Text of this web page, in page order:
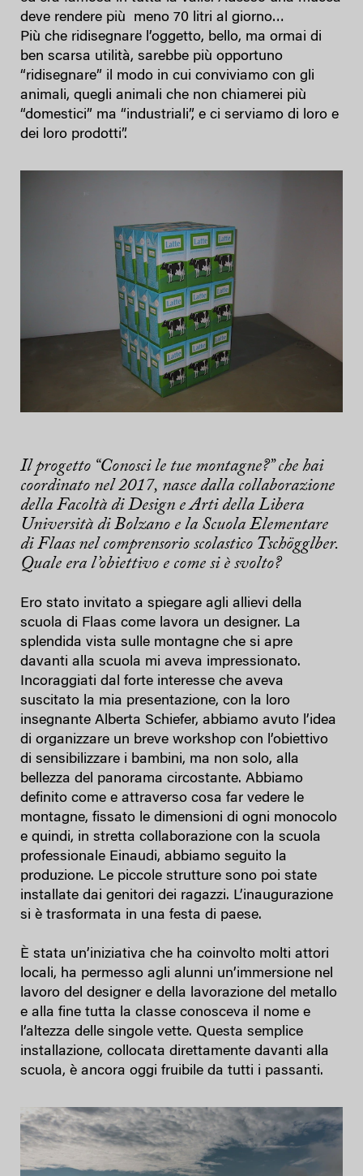
deve rendere più meno 70 litri al giorno…
Più che ridisegnare l’oggetto, bello, ma ormai di
ben scarsa utilità, sarebbe più opportuno
“ridisegnare” il modo in cui conviviamo con gli
animali, quegli animali che non chiamerei più
“domestici” ma “industriali”, e ci serviamo di loro e
dei loro prodotti”.
Il progetto “Conosci le tue montagne?” che hai
coordinato nel 2017, nasce dalla collaborazione
della Facoltà di Design e Arti della Libera
Università di Bolzano e la Scuola Elementare
di Flaas nel comprensorio scolastico Tschögglber.
Quale era l’obiettivo e come si è svolto?
Ero stato invitato a spiegare agli allievi della
scuola di Flaas come lavora un designer. La
splendida vista sulle montagne che si apre
davanti alla scuola mi aveva impressionato.
Incoraggiati dal forte interesse che aveva
suscitato la mia presentazione, con la loro
insegnante Alberta Schiefer, abbiamo avuto l’idea
di organizzare un breve workshop con l’obiettivo
di sensibilizzare i bambini, ma non solo, alla
bellezza del panorama circostante. Abbiamo
definito come e attraverso cosa far vedere le
montagne, fissato le dimensioni di ogni monocolo
e quindi, in stretta collaborazione con la scuola
professionale Einaudi, abbiamo seguito la
produzione. Le piccole strutture sono poi state
installate dai genitori dei ragazzi. L’inaugurazione
si è trasformata in una festa di paese.
È stata un’iniziativa che ha coinvolto molti attori
locali, ha permesso agli alunni un’immersione nel
lavoro del designer e della lavorazione del metallo
e alla fine tutta la classe conosceva il nome e
l’altezza delle singole vette. Questa semplice
installazione, collocata direttamente davanti alla
scuola, è ancora oggi fruibile da tutti i passanti.